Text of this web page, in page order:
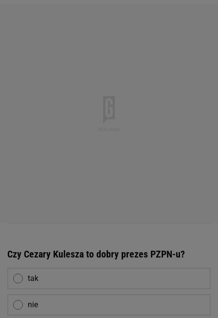
Czy Cezary Kulesza to dobry prezes PZPN-u?
tak
nie